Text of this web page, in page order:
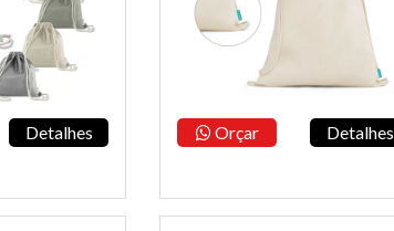
Detalhes Orçar Detalhes